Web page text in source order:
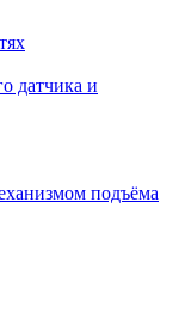
датчика и
подъёма